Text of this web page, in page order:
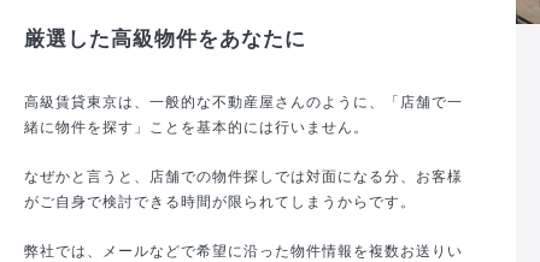
厳選した高級物件をあなたに
高級賃貸東京は、一般的な不動産屋さんのように、「店舗で一
緒に物件を探す」ことを基本的には行いません。
なぜかと言うと、店舗での物件探しでは対面になる分、お客様
がご自身で検討できる時間が限られてしまうからです。
弊社では、メールなどで希望に沿った物件情報を複数お送りい